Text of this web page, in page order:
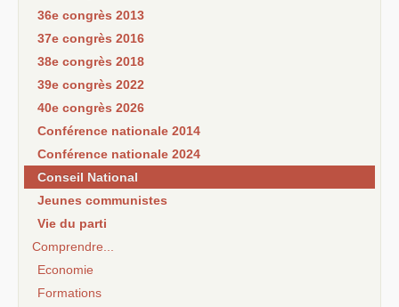
36e congrès 2013
37e congrès 2016
38e congrès 2018
39e congrès 2022
40e congrès 2026
Conférence nationale 2014
Conférence nationale 2024
Conseil National
Jeunes communistes
Vie du parti
Comprendre...
Economie
Formations